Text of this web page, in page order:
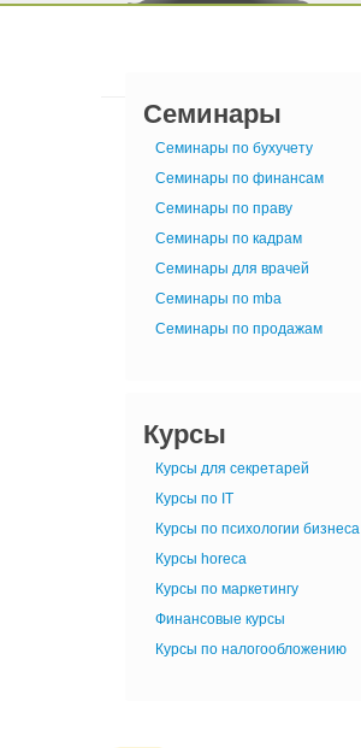
Семинары
Семинары по бухучету
Семинары по финансам
Семинары по праву
Семинары по кадрам
Семинары для врачей
Семинары по mba
Семинары по продажам
Курсы
Курсы для секретарей
Курсы по IT
Курсы по психологии бизнеса
Курсы horeca
Курсы по маркетингу
Финансовые курсы
Курсы по налогообложению